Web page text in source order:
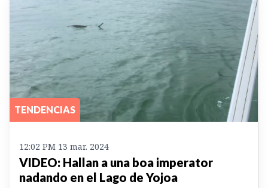
TENDENCIAS
12:02 PM 13 mar. 2024
VIDEO: Hallan a una boa imperator
nadando en el Lago de Yojoa